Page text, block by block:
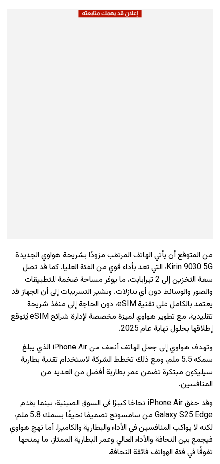
من المتوقع أن يأتي الهاتف المرتقب مزودًا بشريحة هواوي الجديدة
Kirin 9030 5G، التي تعد بأداء قوي من الفئة العليا. كما قد تصل
سعة التخزين إلى 2 تيرابايت، ما يوفر مساحة ضخمة للتطبيقات
والصور والوسائط دون أي تنازلات. وتشير التسريبات إلى أن الجهاز قد
يعتمد بالكامل على تقنية eSIM، دون الحاجة إلى منفذ شريحة
تقليدية، مع تطوير هواوي لميزة مخصصة لإدارة شرائح eSIM يُتوقع
إطلاقها بحلول نهاية عام 2025.
وتهدف هواوي إلى جعل الهاتف أنحف من iPhone Air الذي يبلغ
سمكه 5.5 ملم، ومع ذلك تخطط الشركة لاستخدام تقنية بطارية
سيليكون مبتكرة تضمن عمر بطارية أفضل من العديد من
المنافسين.
وقد حقق iPhone Air نجاحًا كبيرًا في السوق الصينية، بينما يقدم
Galaxy S25 Edge من سامسونج تصميمًا نحيفًا بسمك 5.8 ملم،
لكنه لا يواكب المنافسين في الأداء والبطارية والكاميرا. أما نهج هواوي
فيجمع بين النحافة والأداء العالي وعمر البطارية الممتاز، ما يمنحها
تفوقًا في فئة الهواتف فائقة النحافة.